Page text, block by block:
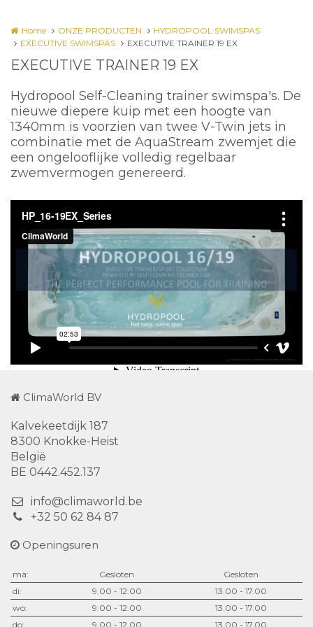
Home ONZE PRODUCTEN
HYDROPOOL SWIMSPAS
EXECUTIVE SWIMSPAS
EXECUTIVE TRAINER 19 EX
EXECUTIVE TRAINER 19 EX
Hydropool Self-Cleaning trainer swimspa's. De
nieuwe diepere kuip met een hoogte van
1340mm is voorzien van twee V-Twin jets in
combinatie met de AquaStream zwemjet die
een ongelooflijke volledig regelbaar
zwemvermogen genereerd.
ClimaWorld BV
Kalvekeetdijk 187
8300 Knokke-Heist
België
BE 0442.452.137
info@climaworld.be
+32 50 62 84 87
Openingsuren
ma: Gesloten
Gesloten
di:
9.00 - 12.00
13.00 - 17.00
wo:
9.00 - 12.00
13.00 - 17.00
do:
9.00 - 12.00 13.00 - 17.00